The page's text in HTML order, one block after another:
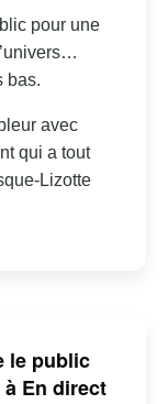
pour une
bas.
avec
qui a tout
Lizotte
le public
En direct